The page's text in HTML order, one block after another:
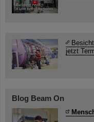
jetzt
Blog Beam On